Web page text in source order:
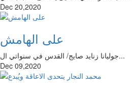
Dec 20,2020
على الهامش
جوليانا زنايد صايج/ القدس في سنواتي ال...
Dec 09,2020